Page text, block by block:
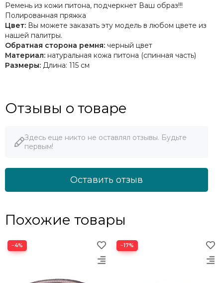
Ремень из кожи питона, подчеркнет Ваш образ!!!
Полированная пряжка
Цвет: Вы можете заказать эту модель в любом цвете из
нашей палитры.
Обратная сторона ремня: черный цвет
Материал: натуральная кожа питона (спинная часть)
Размеры: Длина: 115 см
Отзывы о товаре
Здесь еще никто не оставлял отзывы. Будьте
первым!
Оставить отзыв
Похожие товары
−4% −17%